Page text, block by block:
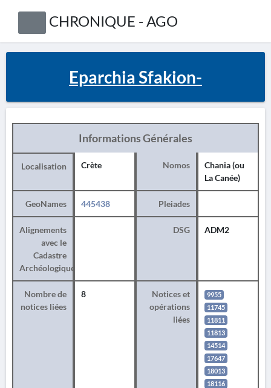
CHRONIQUE - AGO
Eparchia Sfakion-
Informations Générales
Localisation Crète Nomos
Chania (ou
La Canée)
GeoNames 445438 Pleiades
Alignements
avec le
Cadastre
Archéologique
DSG ADM2
Nombre de
notices liées
8
Notices et
opérations
liées
9955
11745
11811
11813
14514
17647
18013
18116